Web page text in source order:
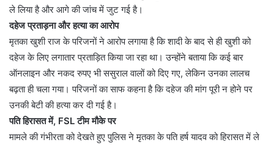
ले लिया है और आगे की जांच में जुट गई है।
दहेज प्रताड़ना और हत्या का आरोप
मृतका खुशी राज के परिजनों ने आरोप लगाया है कि शादी के बाद से ही खुशी को
दहेज के लिए लगातार प्रताड़ित किया जा रहा था। उन्होंने बताया कि कई बार
ऑनलाइन और नकद रुपए भी ससुराल वालों को दिए गए, लेकिन उनका लालच
बढ़ता ही चला गया। परिजनों का साफ कहना है कि दहेज की मांग पूरी न होने पर
उनकी बेटी की हत्या कर दी गई है।
पति हिरासत में, FSL टीम मौके पर
मामले की गंभीरता को देखते हुए पुलिस ने मृतका के पति हर्ष यादव को हिरासत में ले